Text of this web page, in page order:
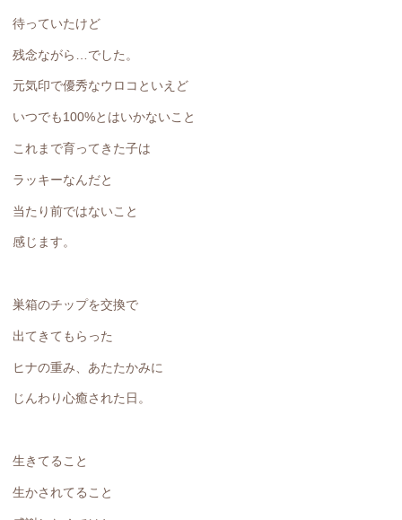
待っていたけど
残念ながら…でした。
元気印で優秀なウロコといえど
いつでも100%とはいかないこと
これまで育ってきた子は
ラッキーなんだと
当たり前ではないこと
感じます。
巣箱のチップを交換で
出てきてもらった
ヒナの重み、あたたかみに
じんわり心癒された日。
生きてること
生かされてること